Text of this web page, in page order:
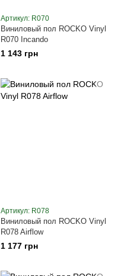
Артикул: R070
Виниловый пол ROCKO Vinyl
R070 Incando
1 143 грн
Артикул: R078
Виниловый пол ROCKO Vinyl
R078 Airflow
1 177 грн